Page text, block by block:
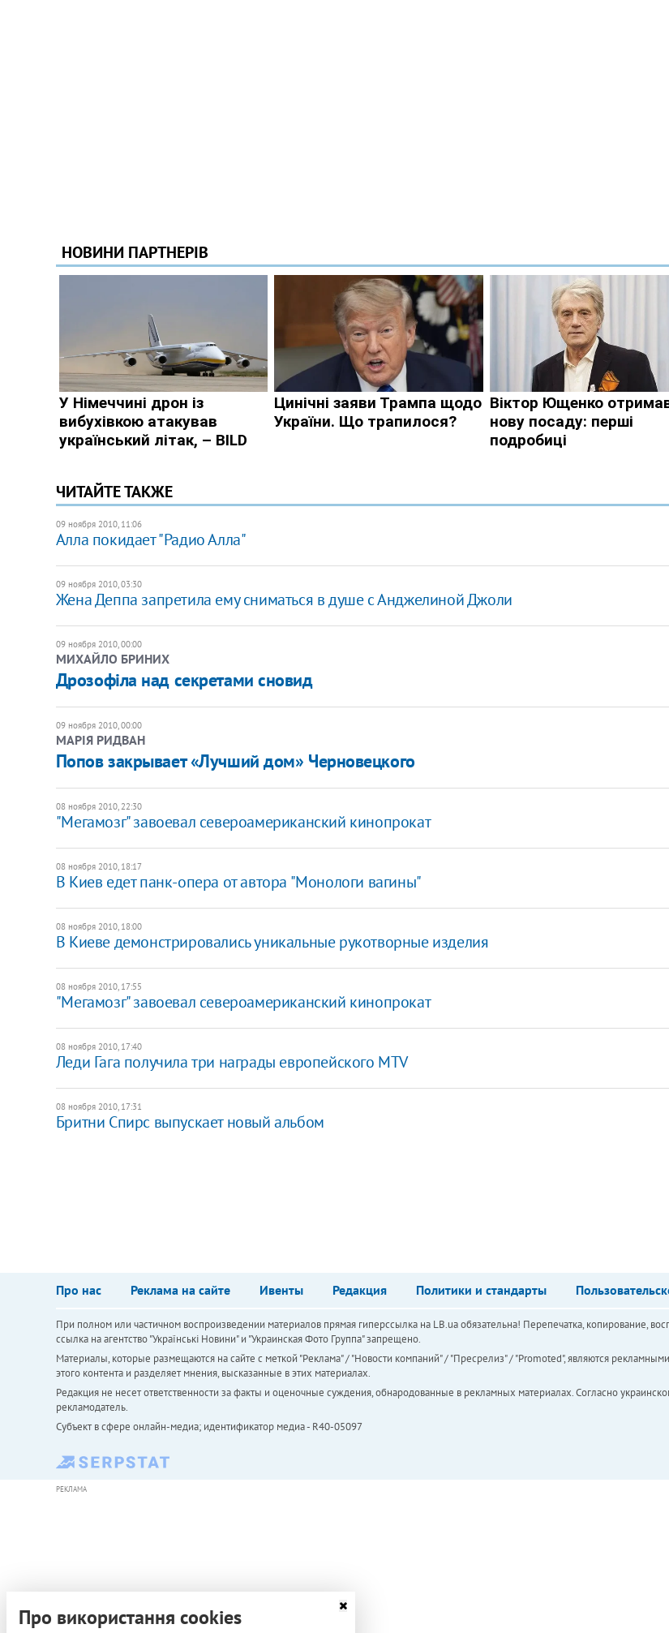
ЧИТАЙТЕ ТАКЖЕ
09 ноября 2010, 11:06
Алла покидает "Радио Алла"
09 ноября 2010, 03:30
Жена Деппа запретила ему сниматься в душе с Анджелиной Джоли
09 ноября 2010, 00:00
МИХАЙЛО БРИНИХ
Дрозофіла над секретами сновид
09 ноября 2010, 00:00
МАРІЯ РИДВАН
Попов закрывает «Лучший дом» Черновецкого
08 ноября 2010, 22:30
"Мегамозг" завоевал североамериканский кинопрокат
08 ноября 2010, 18:17
В Киев едет панк-опера от автора "Монологи вагины"
08 ноября 2010, 18:00
​В Киеве демонстрировались уникальные рукотворные изделия​
08 ноября 2010, 17:55
"Мегамозг" завоевал североамериканский кинопрокат
08 ноября 2010, 17:40
Леди Гага получила три награды европейского MTV
08 ноября 2010, 17:31
Бритни Спирс выпускает новый альбом
Про нас Реклама на сайте Ивенты Редакция Политики и стандарты
При полном или частичном воспроизведении материалов прямая гиперссылка на LB.ua обязательна! Перепечатка, копирование,
ссылка на агентство "Українськi Новини" и "Украинская Фото Группа" запрещено.
Материалы, которые размещаются на сайте с меткой "Реклама" / "Новости компаний" / "Пресрелиз" / "Promoted", являются
этого контента и разделяет мнения, высказанные в этих материалах.
Редакция не несет ответственности за факты и оценочные суждения, обнародованные в рекламных материалах. Согласно
рекламодатель.
Субъект в сфере онлайн-медиа; идентификатор медиа - R40-05097
РЕКЛАМА
Про використання cookies